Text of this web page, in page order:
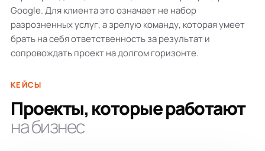
Google. Для клиента это означает не набор
разрозненных услуг, а зрелую команду, которая умеет
брать на себя ответственность за результат и
сопровождать проект на долгом горизонте.
КЕЙСЫ
Проекты, которые работают
на бизнес
ДОМА РЯЗАНИ - от древности до
современности